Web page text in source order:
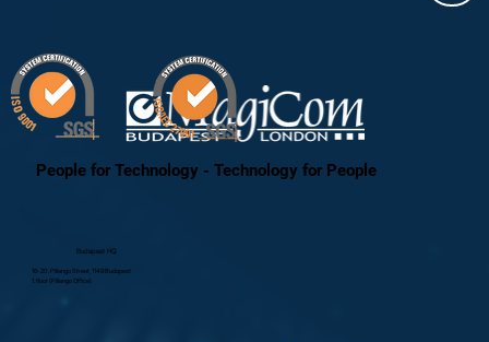
People for Technology - Technology for People
Budapest HQ
16-20. Pillango Street, 1149 Budapest
1. floor (Pillango Office)